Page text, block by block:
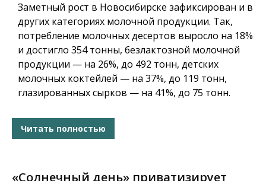
Заметный рост в Новосибирске зафиксирован и в
других категориях молочной продукции. Так,
потребление молочных десертов выросло на 18%
и достигло 354 тонны, безлактозной молочной
продукции — на 26%, до 492 тонн, детских
молочных коктейлей — на 37%, до 119 тонн,
глазированных сырков — на 41%, до 75 тонн.
Читать полностью
«Солнечный день» приватизирует